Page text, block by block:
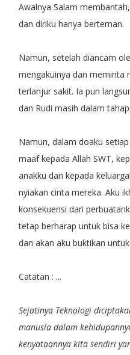
Awalnya Salam
dan diriku hanya berteman.
Namun, setelah diancam
mengakuinya dan meminta
terlanjur sakit. Ia pun
dan Rudi masih dalam
Namun, dalam doaku
maaf kepada Allah SWT,
anakku dan kepada
nyiakan cinta mereka. Aku
konsekuensi dari
tetap berharap untuk bisa
dan akan aku buktikan
Catatan : ...
Sejatinya Teknologi
manusia dalam
kenyataannya kita sendiri